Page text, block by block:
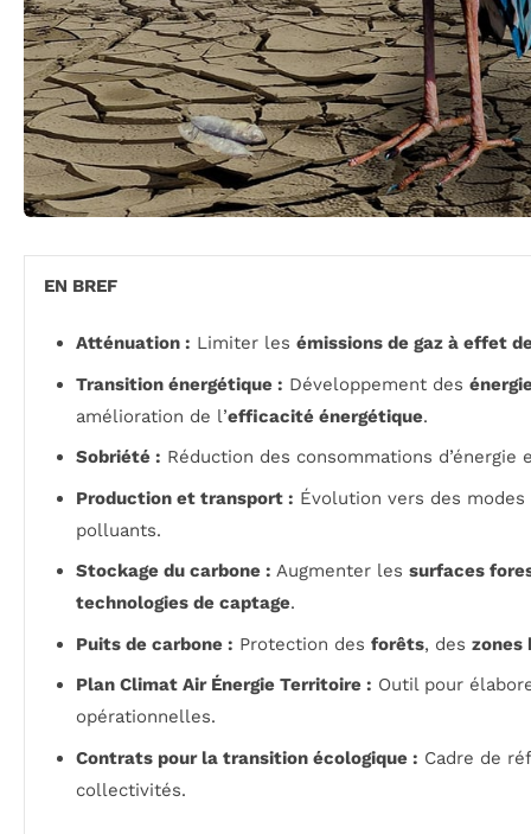
EN BREF
Atténuation : Limiter les émissions de gaz à effet
Transition énergétique : Développement des
amélioration de l’efficacité énergétique.
Sobriété : Réduction des consommations d’énergie
Production et transport : Évolution vers des
polluants.
Stockage du carbone : Augmenter les surfaces
technologies de captage.
Puits de carbone : Protection des forêts, des zones
Plan Climat Air Énergie Territoire : Outil pour
opérationnelles.
Contrats pour la transition écologique : Cadre de
collectivités.